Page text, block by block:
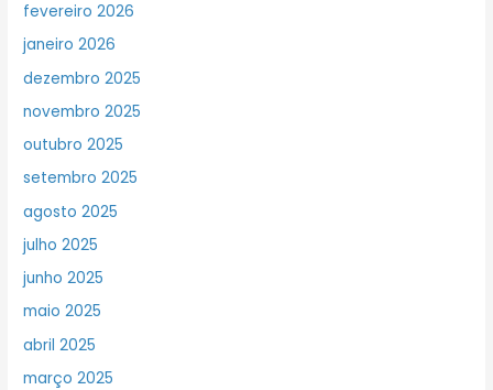
fevereiro 2026
janeiro 2026
dezembro 2025
novembro 2025
outubro 2025
setembro 2025
agosto 2025
julho 2025
junho 2025
maio 2025
abril 2025
março 2025